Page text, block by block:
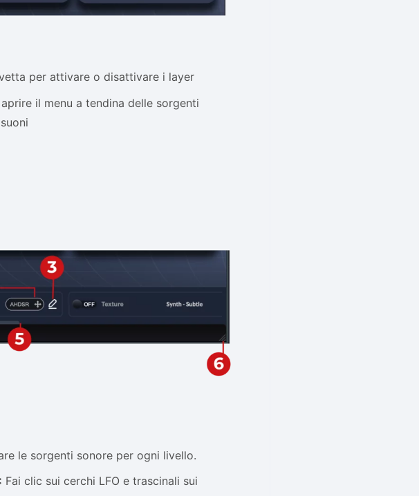
per attivare o disattivare i layer
il menu a tendina delle sorgenti
le sorgenti sonore per ogni livello.
Fai clic sui cerchi LFO e trascinali sui